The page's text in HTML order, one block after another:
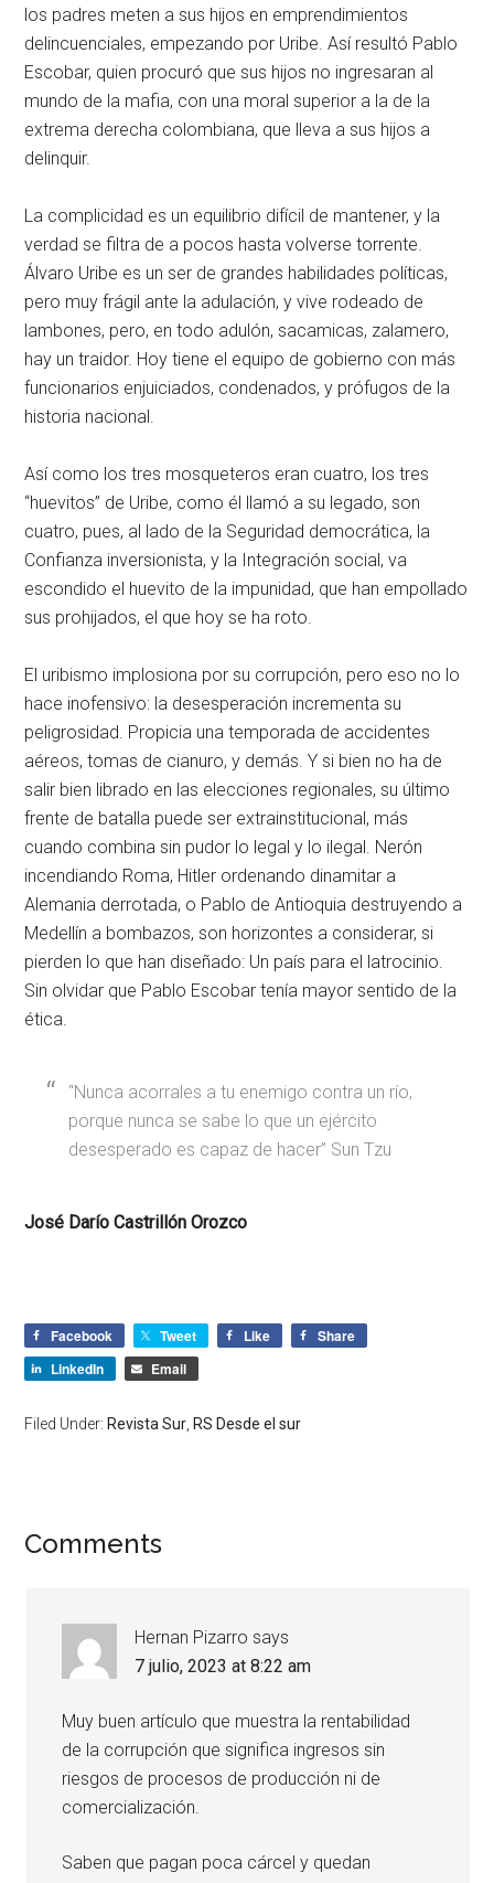
los padres meten a sus hijos en emprendimientos
delincuenciales, empezando por Uribe. Así resultó Pablo
Escobar, quien procuró que sus hijos no ingresaran al
mundo de la mafia, con una moral superior a la de la
extrema derecha colombiana, que lleva a sus hijos a
delinquir.
La complicidad es un equilibrio difícil de mantener, y la
verdad se filtra de a pocos hasta volverse torrente.
Álvaro Uribe es un ser de grandes habilidades políticas,
pero muy frágil ante la adulación, y vive rodeado de
lambones, pero, en todo adulón, sacamicas, zalamero,
hay un traidor. Hoy tiene el equipo de gobierno con más
funcionarios enjuiciados, condenados, y prófugos de la
historia nacional.
Así como los tres mosqueteros eran cuatro, los tres
“huevitos” de Uribe, como él llamó a su legado, son
cuatro, pues, al lado de la Seguridad democrática, la
Confianza inversionista, y la Integración social, va
escondido el huevito de la impunidad, que han empollado
sus prohijados, el que hoy se ha roto.
El uribismo implosiona por su corrupción, pero eso no lo
hace inofensivo: la desesperación incrementa su
peligrosidad. Propicia una temporada de accidentes
aéreos, tomas de cianuro, y demás. Y si bien no ha de
salir bien librado en las elecciones regionales, su último
frente de batalla puede ser extrainstitucional, más
cuando combina sin pudor lo legal y lo ilegal. Nerón
incendiando Roma, Hitler ordenando dinamitar a
Alemania derrotada, o Pablo de Antioquia destruyendo a
Medellín a bombazos, son horizontes a considerar, si
pierden lo que han diseñado: Un país para el latrocinio.
Sin olvidar que Pablo Escobar tenía mayor sentido de la
ética.
“Nunca acorrales a tu enemigo contra un río,
porque nunca se sabe lo que un ejército
desesperado es capaz de hacer” Sun Tzu
José Darío Castrillón Orozco
Facebook Tweet Like
Share
LinkedIn
Email
Filed Under: Revista Sur RS Desde el sur
Comments
Hernan Pizarro says
7 julio, 2023 at 8:22 am
Muy buen artículo que muestra la rentabilidad
de la corrupción que significa ingresos sin
riesgos de procesos de producción ni de
comercialización.
Saben que pagan poca cárcel y quedan